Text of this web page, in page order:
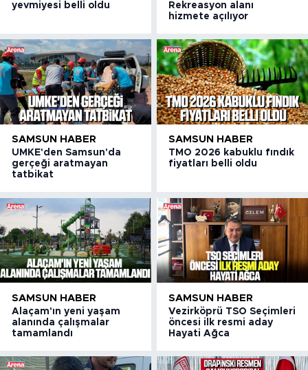
yevmiyesi belli oldu
Rekreasyon alanı
hizmete açılıyor
SAMSUN HABER
UMKE'den Samsun'da
gerçeği aratmayan
tatbikat
SAMSUN HABER
TMO 2026 kabuklu fındık
fiyatları belli oldu
SAMSUN HABER
Alaçam'ın yeni yaşam
alanında çalışmalar
tamamlandı
SAMSUN HABER
Vezirköprü TSO Seçimleri
öncesi ilk resmi aday
Hayati Ağca